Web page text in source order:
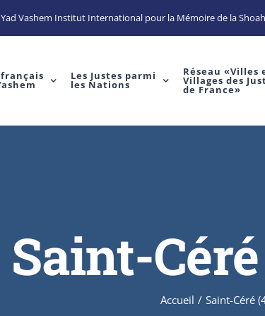
Yad Vashem Institut International pour la Mémoire de la Shoah
Les Justes parmi
les Nations
Réseau «Villes
Villages des
de France»
Saint-
Accueil / Saint-Céré